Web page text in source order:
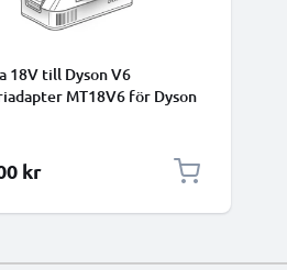
18V till Dyson V6
MT18V6 för Dyson
kr